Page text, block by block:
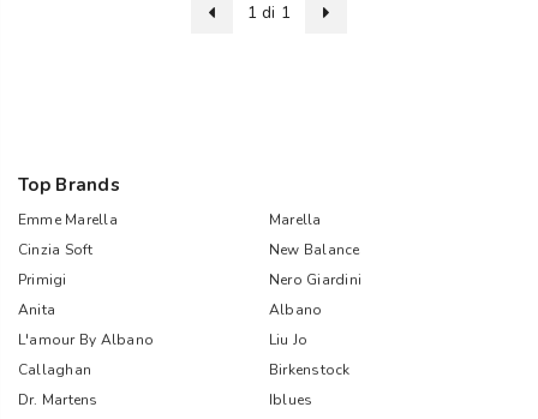
1 di 1
Top Brands
Emme Marella
Marella
Cinzia Soft
New Balance
Primigi
Nero Giardini
Anita
Albano
L'amour By Albano
Liu Jo
Callaghan
Birkenstock
Dr. Martens
Iblues